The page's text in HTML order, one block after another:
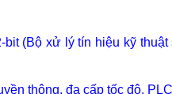
(Bộ xử lý tín hiệu kỹ thuật
thông, đa cấp tốc độ,